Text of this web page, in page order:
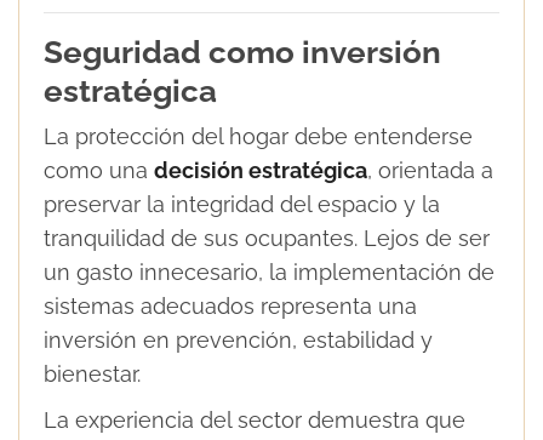
Seguridad como inversión
estratégica
La protección del hogar debe entenderse
como una decisión estratégica, orientada a
preservar la integridad del espacio y la
tranquilidad de sus ocupantes. Lejos de ser
un gasto innecesario, la implementación de
sistemas adecuados representa una
inversión en prevención, estabilidad y
bienestar.
La experiencia del sector demuestra que